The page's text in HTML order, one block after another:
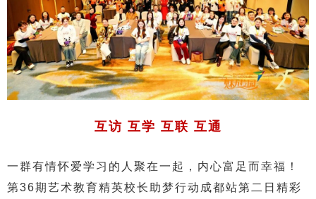
互访 互学 互联 互通
一群有情怀爱学习的人聚在一起，内心富足而幸福！
第36期艺术教育精英校长助梦行动成都站第二日精彩